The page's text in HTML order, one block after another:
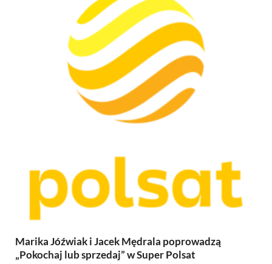
Marika Jóźwiak i Jacek Mędrala poprowadzą
„Pokochaj lub sprzedaj” w Super Polsat